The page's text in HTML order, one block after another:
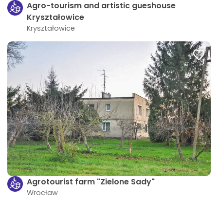
Agro-tourism and artistic gueshouse
Kryształowice
Kryształowice
Agrotourist farm "Zielone Sady"
Wrocław